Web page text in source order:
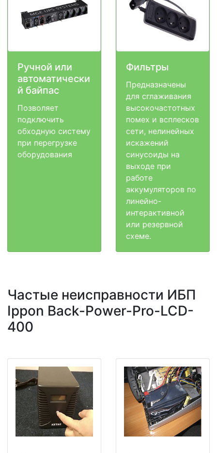
Ручной или
автоматически
й байпас
Позволяет
подключить
обходную систему
при перегрузке
оборудования
Фильтры
Предназначены
для сглаживания
высокочастотных
помех и всплесков
сети, нелинейных
искажений
синусоиды на
выходе при
работе
аккумуляторов по
линейно-
интерактивной
или резервной
схеме.
Частые неисправности ИБП
Ippon Back-Power-Pro-LCD-
400